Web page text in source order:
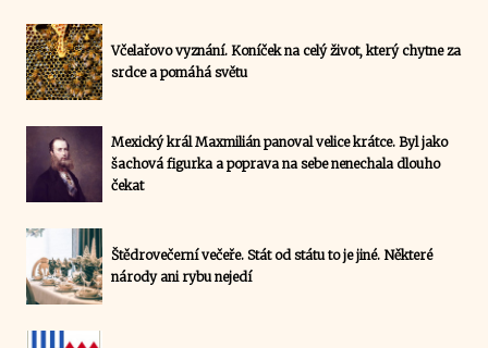
Včelařovo vyznání. Koníček na celý život, který chytne za
srdce a pomáhá světu
Mexický král Maxmilián panoval velice krátce. Byl jako
šachová figurka a poprava na sebe nenechala dlouho
čekat
Štědrovečerní večeře. Stát od státu to je jiné. Některé
národy ani rybu nejedí